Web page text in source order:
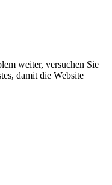
weiter, versuchen Sie
damit die Website